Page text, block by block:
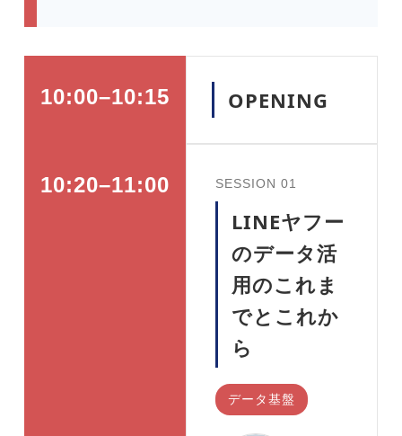
10:00–10:15 OPENING
10:20–11:00 SESSION 01
LINEヤフー
のデータ活
用のこれま
でとこれか
ら
データ基盤